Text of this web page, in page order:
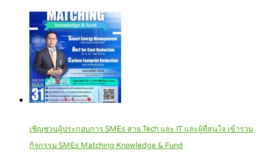
เชิญชวนผู้ประกอบการ SMEs สาย Tech และ IT และผู้ที่สนใจ เข้าร่วม
กิจกรรม SMEs Matching Knowledge & Fund